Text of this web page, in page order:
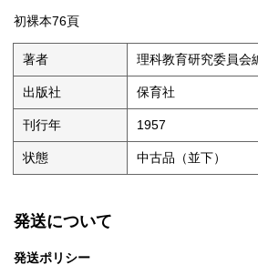
初裸本76頁
著者 理科教育研究委員会
出版社 保育社
刊行年 1957
状態 中古品（並下）
発送について
発送ポリシー